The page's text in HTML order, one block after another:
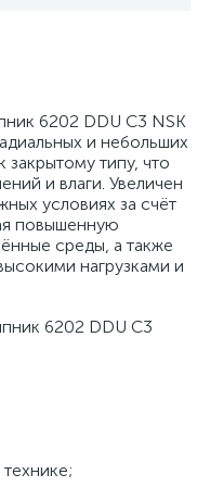
6202 DDU C3 NSK
и небольших
закрытому типу, что
и влаги. Увеличен
условиях за счёт
повышенную
среды, а также
нагрузками и
6202 DDU C3